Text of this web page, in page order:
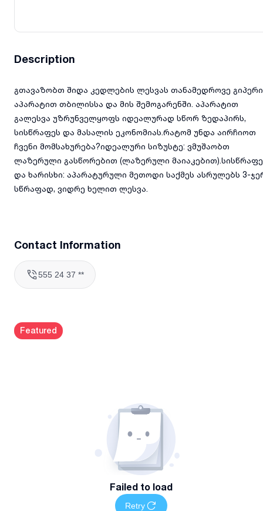
Description
გთავაზობთ შიდა კედლების ლესვას თანამედროვე
აპარატით თბილისსა და მის შემოგარენში. აპარატით
გალესვა უზრუნველყოფს იდეალურად სწორ ზედაპირს,
სისწრაფეს და მასალის ეკონომიას.რატომ უნდა აირჩიოთ
ჩვენი მომსახურება?იდეალური სიზუსტე: ვმუშაობთ
ლაზერული გასწორებით (ლაზერული მაიაკებით).სისწრაფე
და ხარისხი: აპარატურული მეთოდი საქმეს ასრულებს 3-
სწრაფად, ვიდრე ხელით ლესვა.
Contact Information
555 24 37 **
Featured
Failed to load
Retry